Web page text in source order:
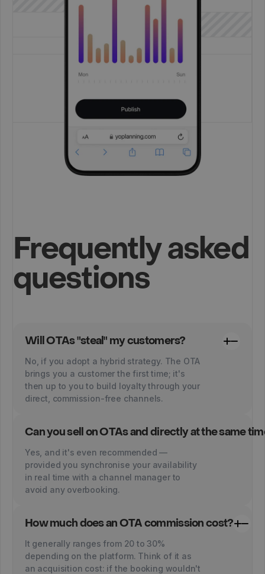
Frequently asked
questions
Will OTAs "steal" my customers?
No, if you adopt a hybrid strategy. The OTA
brings you a customer the first time; it's
then up to you to build loyalty through your
direct, commission-free channels.
Can you sell on OTAs and directly at the same
Yes, and it's even recommended —
provided you synchronise your availability
in real time with a channel manager to
avoid any overbooking.
How much does an OTA commission cost?
It generally ranges from 20 to 30%
depending on the platform. Think of it as
an acquisition cost: if the booking wouldn't